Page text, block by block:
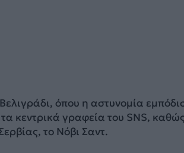
όπου η αστυνομία
κεντρικά γραφεία του SNS,
το Νόβι Σαντ.